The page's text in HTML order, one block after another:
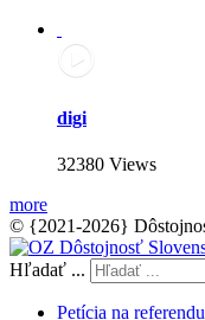
digi
32380 Views
more
© {2021-2026}
Hľadať ...
Petícia na